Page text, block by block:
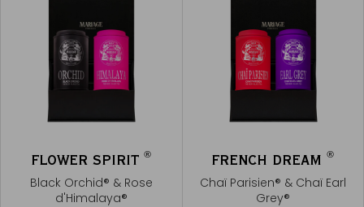
FLOWER SPIRIT®
Black Orchid® & Rose
d'Himalaya®
FRENCH DREAM®
Chaï Parisien® & Chaï Earl
Grey®